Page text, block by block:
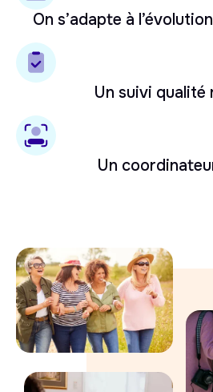
On s’adapte à
Un suivi qualité
Un